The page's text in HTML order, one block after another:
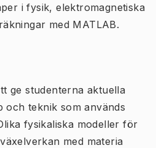
i fysik, elektromagnetiska
med MATLAB.
ge studenterna aktuella
och teknik som används
fysikaliska modeller för
med materia